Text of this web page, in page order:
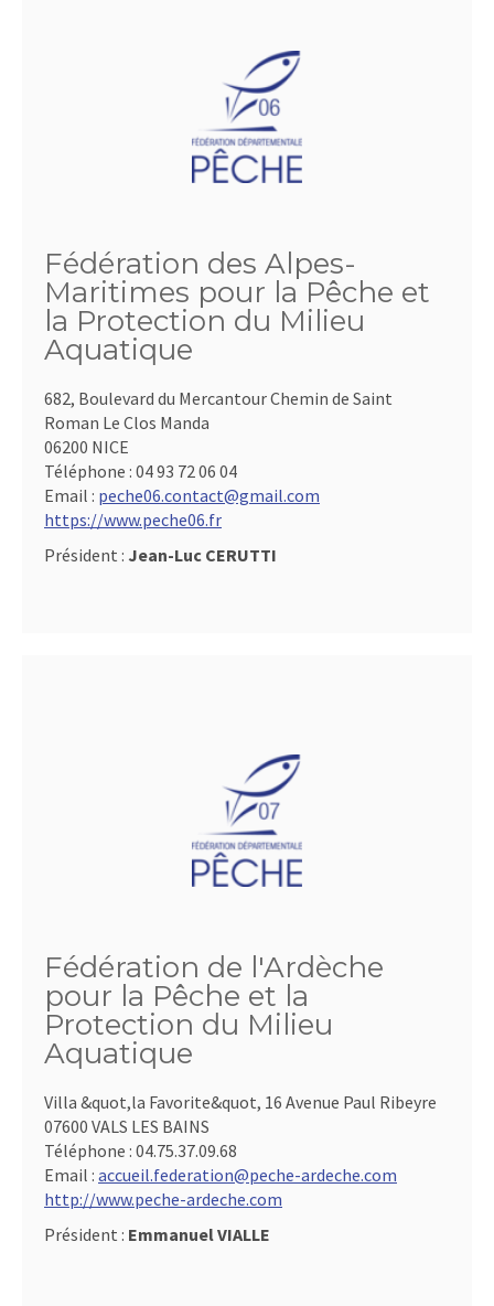
Fédération des Alpes-
Maritimes pour la Pêche et
la Protection du Milieu
Aquatique
682, Boulevard du Mercantour Chemin de Saint
Roman Le Clos Manda
06200 NICE
Téléphone : 04 93 72 06 04
Email : peche06.contact@gmail.com
https://www.peche06.fr
Président : Jean-Luc CERUTTI
Fédération de l'Ardèche
pour la Pêche et la
Protection du Milieu
Aquatique
Villa &quot,la Favorite&quot, 16 Avenue Paul Ribeyre
07600 VALS LES BAINS
Téléphone : 04.75.37.09.68
Email : accueil.federation@peche-ardeche.com
http://www.peche-ardeche.com
Président : Emmanuel VIALLE